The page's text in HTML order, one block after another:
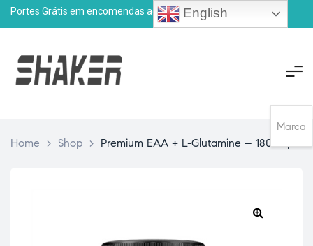
Portes Grátis em encomendas acima de75€
Home > Shop > Premium EAA + L-Glutamine – 180 caps
English
Marca